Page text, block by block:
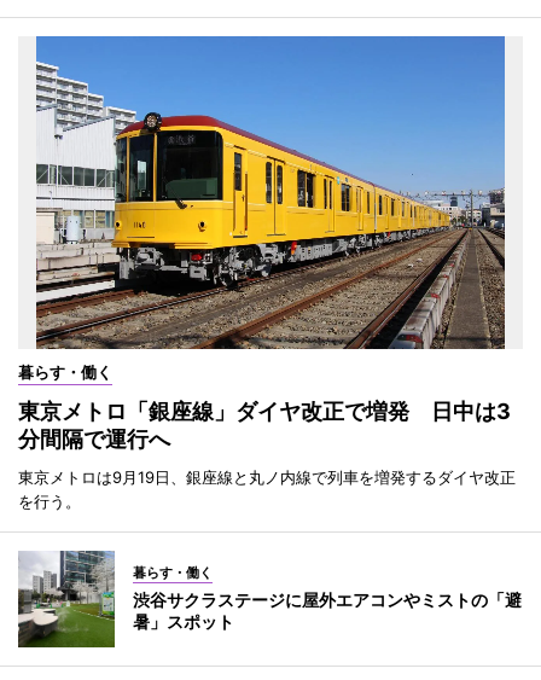
暮らす・働く
東京メトロ「銀座線」ダイヤ改正で増発 日中は3
分間隔で運行へ
東京メトロは9月19日、銀座線と丸ノ内線で列車を増発するダイヤ改正
を行う。
暮らす・働く
渋谷サクラステージに屋外エアコンやミストの「避
暑」スポット